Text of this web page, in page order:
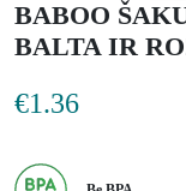
BABOO
BALTA IR
€1.36